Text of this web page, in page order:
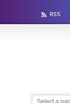
RSS